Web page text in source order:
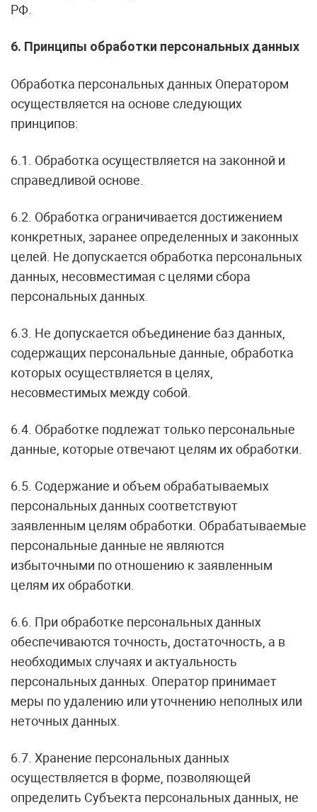
РФ.
6. Принципы обработки персональных данных
Обработка персональных данных Оператором
осуществляется на основе следующих
принципов:
6.1. Обработка осуществляется на законной и
справедливой основе.
6.2. Обработка ограничивается достижением
конкретных, заранее определенных и законных
целей. Не допускается обработка персональных
данных, несовместимая с целями сбора
персональных данных.
6.3. Не допускается объединение баз данных,
содержащих персональные данные, обработка
которых осуществляется в целях,
несовместимых между собой.
6.4. Обработке подлежат только персональные
данные, которые отвечают целям их обработки.
6.5. Содержание и объем обрабатываемых
персональных данных соответствуют
заявленным целям обработки. Обрабатываемые
персональные данные не являются
избыточными по отношению к заявленным
целям их обработки.
6.6. При обработке персональных данных
обеспечиваются точность, достаточность, а в
необходимых случаях и актуальность
персональных данных. Оператор принимает
меры по удалению или уточнению неполных или
неточных данных.
6.7. Хранение персональных данных
осуществляется в форме, позволяющей
определить Субъекта персональных данных, не